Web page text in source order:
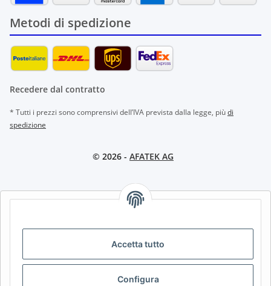
Accetta tutto
Configura
Metodi di spedizione
Recedere dal contratto
* Tutti i prezzi sono comprensivi dell’IVA prevista dalla legge, piùdi
spedizione
© 2026 - AFATEK AG
AFATEK INTERNATIONAL – SELECT REGION & LANGUAGE |
IDIOMA
BE (NL)